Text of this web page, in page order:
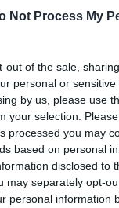
Not Process My
out of the sale,
personal or
by us, please use
your selection.
processed you may
based on personal
disclosed to
may separately opt-
personal information